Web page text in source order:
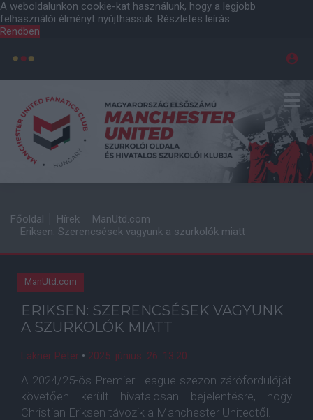
A weboldalunkon cookie-kat használunk, hogy a legjobb
felhasználói élményt nyújthassuk. Részletes leírás
Rendben
Főoldal Hírek
ManUtd.com
Eriksen: Szerencsések vagyunk a szurkolók miatt
ManUtd.com
ERIKSEN: SZERENCSÉSEK VAGYUNK
A SZURKOLÓK MIATT
Lakner Péter • 2025. június. 26. 13:20
A 2024/25-ös Premier League szezon zárófordulóját
követően került hivatalosan bejelentésre, hogy
Christian Eriksen távozik a Manchester Unitedtől.